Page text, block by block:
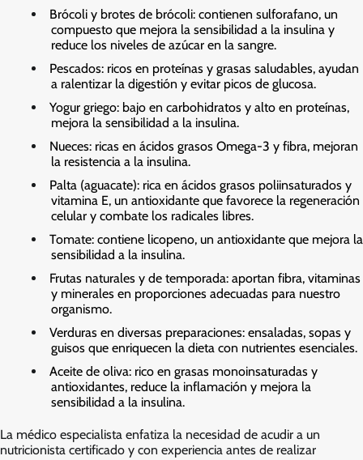
Brócoli y brotes de brócoli: contienen sulforafano, un
compuesto que mejora la sensibilidad a la insulina y
reduce los niveles de azúcar en la sangre.
Pescados: ricos en proteínas y grasas saludables, ayudan
a ralentizar la digestión y evitar picos de glucosa.
Yogur griego: bajo en carbohidratos y alto en proteínas,
mejora la sensibilidad a la insulina.
Nueces: ricas en ácidos grasos Omega-3 y fibra, mejoran
la resistencia a la insulina.
Palta (aguacate): rica en ácidos grasos poliinsaturados y
vitamina E, un antioxidante que favorece la regeneración
celular y combate los radicales libres.
Tomate: contiene licopeno, un antioxidante que mejora la
sensibilidad a la insulina.
Frutas naturales y de temporada: aportan fibra, vitaminas
y minerales en proporciones adecuadas para nuestro
organismo.
Verduras en diversas preparaciones: ensaladas, sopas y
guisos que enriquecen la dieta con nutrientes esenciales.
Aceite de oliva: rico en grasas monoinsaturadas y
antioxidantes, reduce la inflamación y mejora la
sensibilidad a la insulina.
La médico especialista enfatiza la necesidad de acudir a un
nutricionista certificado y con experiencia antes de realizar